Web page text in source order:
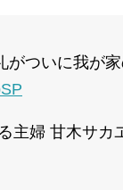
がついに我が
主婦 甘木サカ